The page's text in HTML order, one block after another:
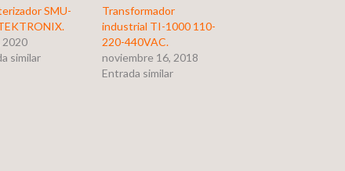
SMU-
2020
similar
Transformador
industrial TI-1000 110-
220-440VAC.
noviembre 16, 2018
Entrada similar